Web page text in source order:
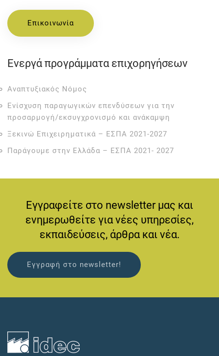
Επικοινωνία
Ενεργά προγράμματα επιχορηγήσεων
Αναπτυξιακός Νόμος
Ενίσχυση παραγωγικών επενδύσεων για την
προσαρμογή/εκσυγχρονισμό και ανάκαμψη
Ξεκινώ Επιχειρηματικά – ΕΣΠΑ 2021-2027
Παράγουμε στην Ελλάδα – ΕΣΠΑ 2021- 2027
Εγγραφείτε στο newsletter μας και
ενημερωθείτε για νέες υπηρεσίες,
εκπαιδεύσεις, άρθρα και νέα.
Εγγραφή στο newsletter!